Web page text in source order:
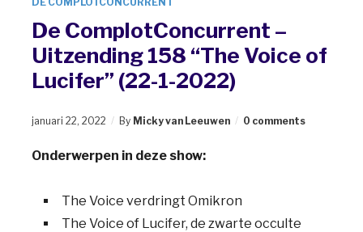
De ComplotConcurrent –
Uitzending 158 “The Voice of
Lucifer” (22-1-2022)
januari 22, 2022 By Micky van Leeuwen 0 comments
Onderwerpen in deze show:
The Voice verdringt Omikron
The Voice of Lucifer, de zwarte occulte